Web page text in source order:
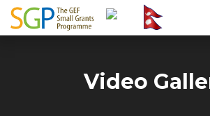
Video